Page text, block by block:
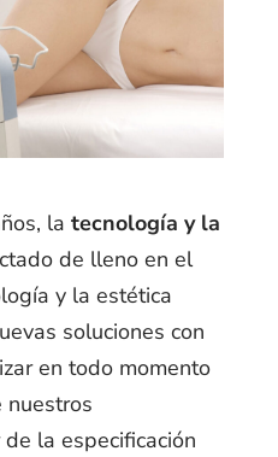
la tecnología y la
de lleno en el
y la estética
soluciones con
en todo momento
nuestros
la especificación